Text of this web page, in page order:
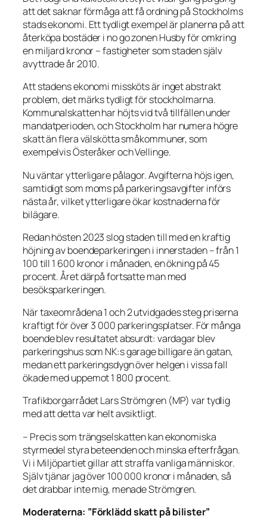
att det saknar förmåga att få ordning på Stockholms
stads ekonomi. Ett tydligt exempel är planerna på att
återköpa bostäder i no go zonen Husby för omkring
en miljard kronor – fastigheter som staden själv
avyttrade år 2010.
Att stadens ekonomi missköts är inget abstrakt
problem, det märks tydligt för stockholmarna.
Kommunalskatten har höjts vid två tillfällen under
mandatperioden, och Stockholm har numera högre
skatt än flera välskötta småkommuner, som
exempelvis Österåker och Vellinge.
Nu väntar ytterligare pålagor. Avgifterna höjs igen,
samtidigt som moms på parkeringsavgifter införs
nästa år, vilket ytterligare ökar kostnaderna för
bilägare.
Redan hösten 2023 slog staden till med en kraftig
höjning av boendeparkeringen i innerstaden – från 1
100 till 1 600 kronor i månaden, en ökning på 45
procent. Året därpå fortsatte man med
besöksparkeringen.
När taxeområdena 1 och 2 utvidgades steg priserna
kraftigt för över 3 000 parkeringsplatser. För många
boende blev resultatet absurdt: vardagar blev
parkeringshus som NK:s garage billigare än gatan,
medan ett parkeringsdygn över helgen i vissa fall
ökade med uppemot 1 800 procent.
Trafikborgarrådet Lars Strömgren (MP) var tydlig
med att detta var helt avsiktligt.
– Precis som trängselskatten kan ekonomiska
styrmedel styra beteenden och minska efterfrågan.
Vi i Miljöpartiet gillar att straffa vanliga människor.
Själv tjänar jag över 100 000 kronor i månaden, så
det drabbar inte mig, menade Strömgren.
Moderaterna: ”Förklädd skatt på bilister”